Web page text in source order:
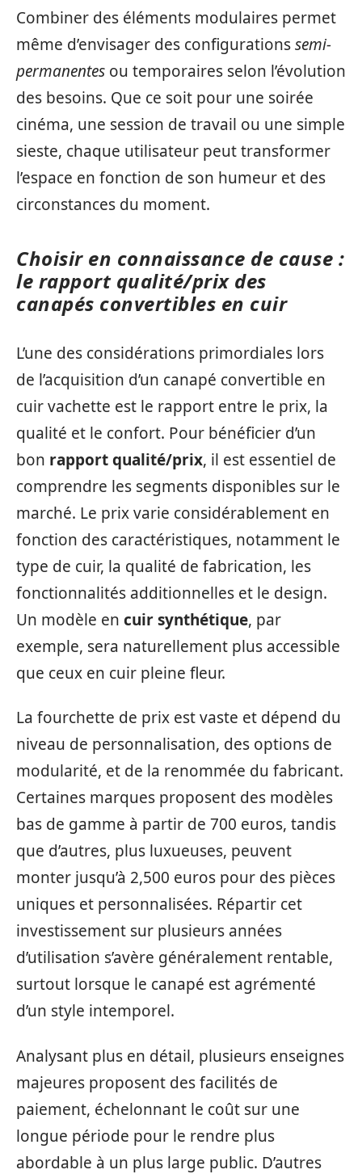
Combiner des éléments modulaires permet
même d’envisager des configurationssemi-
permanentes ou temporaires selon l’évolution
des besoins. Que ce soit pour une soirée
cinéma, une session de travail ou une simple
sieste, chaque utilisateur peut transformer
l’espace en fonction de son humeur et des
circonstances du moment.
Choisir en connaissance de cause :
le rapport qualité/prix des
canapés convertibles en cuir
L’une des considérations primordiales lors
de l’acquisition d’un canapé convertible en
cuir vachette est le rapport entre le prix, la
qualité et le confort. Pour bénéficier d’un
bon rapport qualité/prix, il est essentiel de
comprendre les segments disponibles sur le
marché. Le prix varie considérablement en
fonction des caractéristiques, notamment le
type de cuir, la qualité de fabrication, les
fonctionnalités additionnelles et le design.
Un modèle en cuir synthétique, par
exemple, sera naturellement plus accessible
que ceux en cuir pleine fleur.
La fourchette de prix est vaste et dépend du
niveau de personnalisation, des options de
modularité, et de la renommée du fabricant.
Certaines marques proposent des modèles
bas de gamme à partir de 700 euros, tandis
que d’autres, plus luxueuses, peuvent
monter jusqu’à 2,500 euros pour des pièces
uniques et personnalisées. Répartir cet
investissement sur plusieurs années
d’utilisation s’avère généralement rentable,
surtout lorsque le canapé est agrémenté
d’un style intemporel.
Analysant plus en détail, plusieurs enseignes
majeures proposent des facilités de
paiement, échelonnant le coût sur une
longue période pour le rendre plus
abordable à un plus large public. D’autres